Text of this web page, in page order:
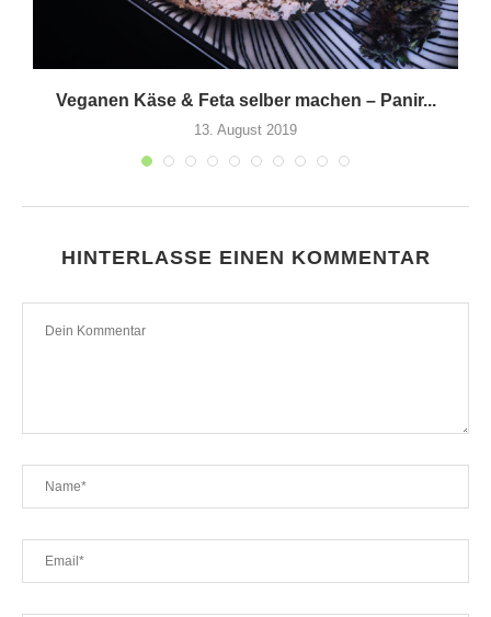
Veganen Käse & Feta selber machen – Panir...
13. August 2019
HINTERLASSE EINEN KOMMENTAR